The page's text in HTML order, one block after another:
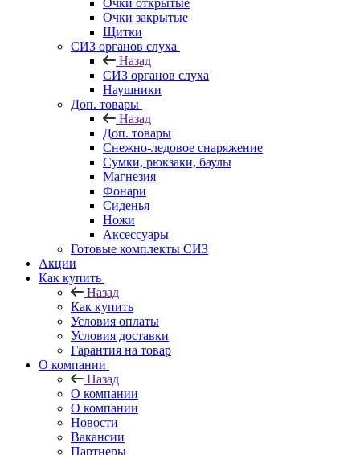
Очки открытые
Очки закрытые
Щитки
СИЗ органов слуха
Назад
СИЗ органов слуха
Наушники
Доп. товары
Назад
Доп. товары
Снежно-ледовое снаряжение
Сумки, рюкзаки, баулы
Магнезия
Фонари
Сиденья
Ножи
Аксессуары
Готовые комплекты СИЗ
Акции
Как купить
Назад
Как купить
Условия оплаты
Условия доставки
Гарантия на товар
О компании
Назад
О компании
О компании
Новости
Вакансии
Партнеры